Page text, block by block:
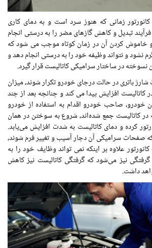
زمانی که هنوز سرد است و به دمای کاری
تبدیل و کاهش گازهای مضر را به درستی انجام
خاموش کردن آن در زمان کوتاه موجب می شود که
نشود و نتواند وظیفه خود را به درستی انجام دهد و
نسوخته در ساختار سرامیکی کاتالیست قرار گیرد.
باتری در حالت درجای خودرو تکرار شوند، میزان
کاتالیست افزایش پیدا می کند و چنانچه بعد از چند
صاحب خودرو اقدام به استفاده از خودرو
در کاتالیست جمع شده‌اند، شروع به سوختن در همان
کرده و دمای کاتالیست به شدت افزایش می‌یابد.
صفحات سرامیکی آن دچار آسیب و تغییر فرم شوند،
علاوه بر اینکه نمی تواند وظایف خود را به
نیز می‌شود که گرفتگی کاتالیست نیز کاهش
داشت.